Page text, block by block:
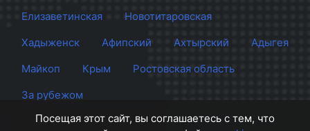
Елизаветинская
Новотитаровская
Хадыженск
Афипский Ахтырский
Адыгея
Майкоп
Крым
Ростовская область
За рубежом
Посещая этот сайт, вы соглашаетесь с тем, что